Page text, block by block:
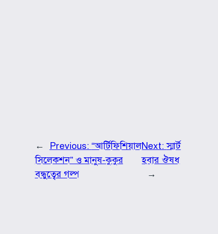
← Previous: “আর্টিফিশিয়াল
সিলেকশন” ও মানুষ-কুকুর
বন্ধুত্বের গল্প
Next:স্মার্ট
হবার ঔষধ
→